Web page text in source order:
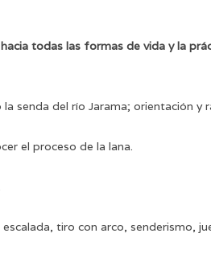
todas las formas de vida y la
senda del río Jarama; orientación y
el proceso de la lana.
tiro con arco, senderismo,